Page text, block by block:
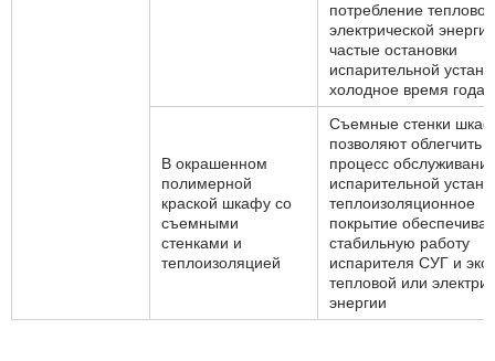
потребление
электрической
частые остановки
испарительной
холодное время года
В окрашенном
полимерной
краской шкафу со
съемными
стенками и
теплоизоляцией
Съемные стенки
позволяют облегчить
процесс
испарительной
теплоизоляционное
покрытие
стабильную работу
испарителя СУГ и
тепловой или
энергии